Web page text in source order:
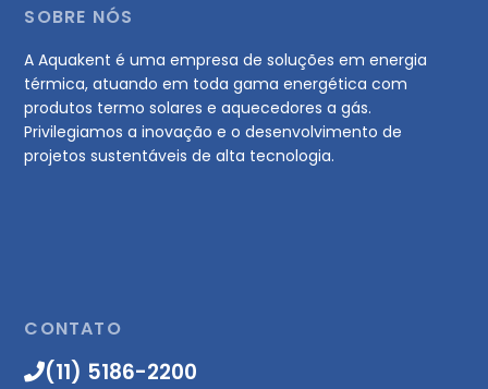
SOBRE NÓS
A Aquakent é uma empresa de soluções em energia
térmica, atuando em toda gama energética com
produtos termo solares e aquecedores a gás.
Privilegiamos a inovação e o desenvolvimento de
projetos sustentáveis de alta tecnologia.
CONTATO
(11) 5186-2200